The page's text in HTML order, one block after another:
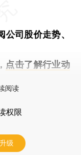
公司股价走势、
点击了解行业动
阅读
权限
级